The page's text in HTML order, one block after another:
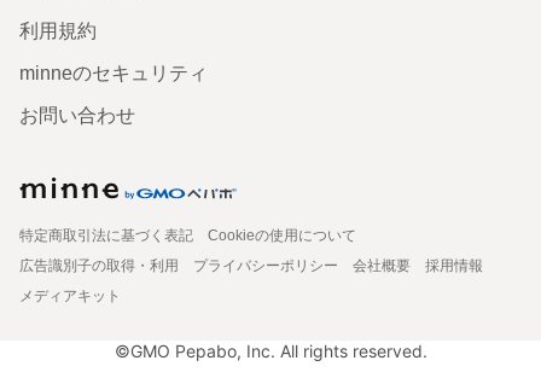
利用規約
minneのセキュリティ
お問い合わせ
特定商取引法に基づく表記
Cookieの使用について
広告識別子の取得・利用
プライバシーポリシー 会社概要
採用情報
メディアキット
©GMO Pepabo, Inc. All rights reserved.